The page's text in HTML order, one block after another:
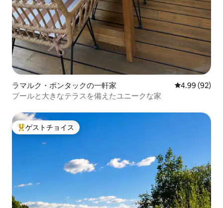
ラマルク・ポンタックの一軒家 レビュー92
4.99 (92)
プールと大きなテラスを備えたユニークな家
大好評のゲストチョイスです。
ゲストチョイス